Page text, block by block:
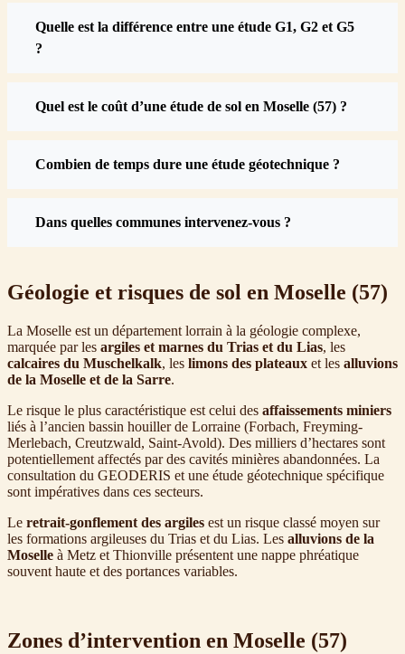
Quelle est la différence entre une étude G1, G2 et G5
?
Quel est le coût d’une étude de sol en Moselle (57) ?
Combien de temps dure une étude géotechnique ?
Dans quelles communes intervenez-vous ?
Géologie et risques de sol en Moselle (57)
La Moselle est un département lorrain à la géologie complexe,
marquée par les argiles et marnes du Trias et du Lias, les
calcaires du Muschelkalk, les limons des plateaux et les alluvions
de la Moselle et de la Sarre.
Le risque le plus caractéristique est celui des affaissements miniers
liés à l’ancien bassin houiller de Lorraine (Forbach, Freyming-
Merlebach, Creutzwald, Saint-Avold). Des milliers d’hectares sont
potentiellement affectés par des cavités minières abandonnées. La
consultation du GEODERIS et une étude géotechnique spécifique
sont impératives dans ces secteurs.
Le retrait-gonflement des argiles est un risque classé moyen sur
les formations argileuses du Trias et du Lias. Les alluvions de la
Moselle à Metz et Thionville présentent une nappe phréatique
souvent haute et des portances variables.
Zones d’intervention en Moselle (57)